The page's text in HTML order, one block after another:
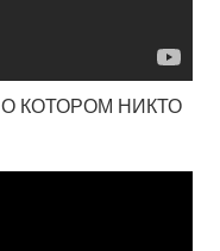
КОТОРОМ НИКТО